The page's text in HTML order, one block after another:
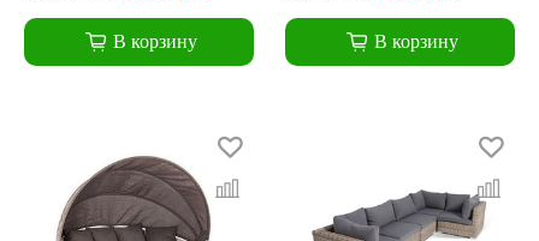
В корзину В корзину